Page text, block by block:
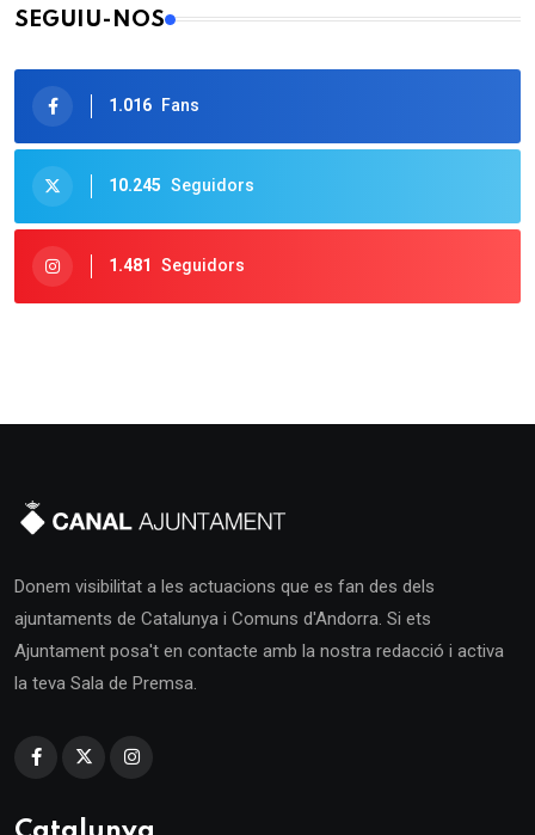
SEGUIU-NOS
1.016 Fans
10.245 Seguidors
1.481 Seguidors
Donem visibilitat a les actuacions que es fan des dels
ajuntaments de Catalunya i Comuns d'Andorra. Si ets
Ajuntament posa't en contacte amb la nostra redacció i activa
la teva Sala de Premsa.